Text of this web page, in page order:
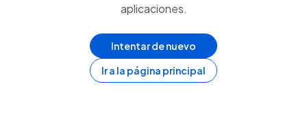
aplicaciones.
Intentar de nuevo
Ir a la página principal